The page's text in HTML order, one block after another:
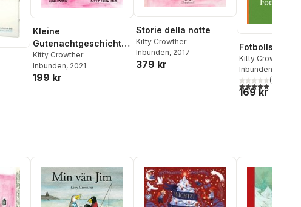
Kleine
Gutenachtgeschichte
n
Kitty Crowther
Inbunden, 2021
199 kr
Storie della notte
Kitty Crowther
Inbunden, 2017
379 kr
Kitty Crowther
Inbunden
5,0utav 5(
169 kr